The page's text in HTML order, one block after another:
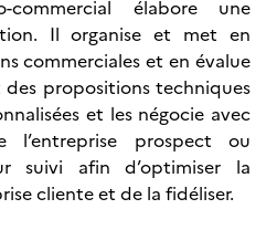
commercial élabore une
Il organise et met en
commerciales et en évalue
propositions techniques
et les négocie avec
l’entreprise prospect ou
suivi afin d’optimiser la
cliente et de la fidéliser.